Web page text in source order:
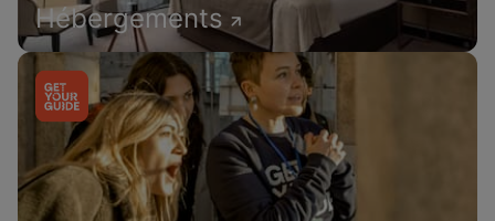
Hébergements